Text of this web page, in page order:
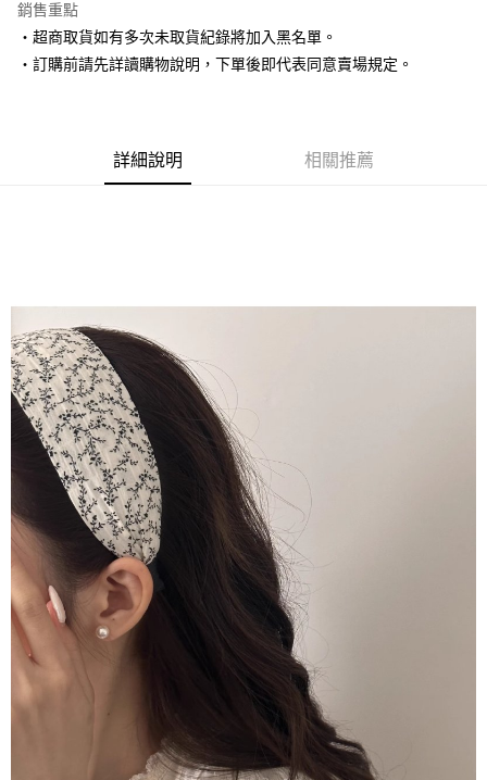
Apple Pay
街口支付
２．便利：只要手機號碼，簡訊認證，即可結帳。
３．安心：先確認商品／服務後，再付款。
【「AFTEE先享後付」結帳流程】
１．於結帳方式選擇「AFTEE先享後付」後，將跳轉至「AFTEE先享後付」
結帳頁面，進行簡訊認證並確認金額後，即可完成結帳。
２．訂單成立數日內，您將收到繳費通知簡訊。
３．收到繳費通知簡訊後14天內，點擊此簡訊中的連結，可透過四大超商／
ATM／網路銀行／等多元方式進行付款，方視為交易完成。
※ 請注意：結帳手續完成當下不需立刻繳費，但若您需要取消訂單，請聯絡
購買商品的店家。未經商家同意取消之訂單仍視為有效，需透過AFTEE先享
後付繳納相關費用。
※ 交易是否成功請以「AFTEE先享後付 」之結帳頁面顯示為準，若有關於
是否繳費成功／繳費後需取消欲退款等相關疑問，請聯繫「AFTEE先享後付
客戶支援中心」
https://netprotections.freshdesk.com/support/home
【注意事項】
１．透過由恩沛科技股份有限公司提供之「AFTEE先享後付」服務完成之交
易，需依本服務之必要範圍內提供個人資料，並將交易相關給付款項請求債
２．關於個人資料處理事宜，請瀏覽以下網址：
https://aftee.tw/terms/#terms3
３．未成年的使用者請事先徵得法定代理人或監護人之同意方可使用
「AFTEE先享後付」，若未經同意申辦者引起之損失，本公司不負相關責
全家取貨付款
每筆NT$80，滿NT$1,500(含以上)免運費
付款後全家取貨
每筆NT$80，滿NT$1,500(含以上)免運費
萊爾富取貨付款
每筆NT$80，滿NT$1,500(含以上)免運費
付款後萊爾富取貨
每筆NT$80，滿NT$1,500(含以上)免運費
離島取貨加價40
每筆NT$80，滿NT$1,500(含以上)免運費
每筆NT$80，滿NT$1,500(含以上)免運費
銷售重點
‧超商取貨如有多次未取貨紀錄將加入黑名單。
‧訂購前請先詳讀購物說明，下單後即代表同意賣場規定。
詳細說明 相關推薦